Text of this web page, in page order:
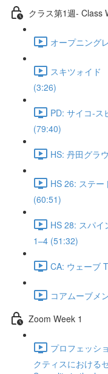
クラス第1週- Class
オープニング
スキツォイ
(3:26)
PD: サイコ‐
(79:40)
HS: 丹田グラ
HS 26: ステー
(60:51)
HS 28: スパ
1–4 (51:32)
CA: ウェーブ
コアムーブメ
Zoom Week 1
プロフェッシ
クティスにおける